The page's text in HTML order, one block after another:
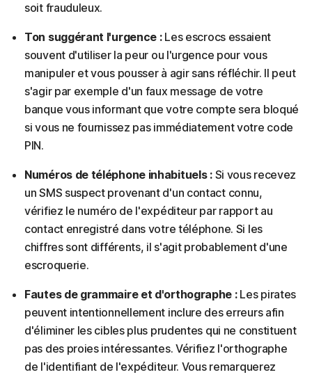
soit frauduleux.
Ton suggérant l'urgence :Les escrocs essaient
souvent d'utiliser la peur ou l'urgence pour vous
manipuler et vous pousser à agir sans réfléchir. Il peut
s'agir par exemple d'un faux message de votre
banque vous informant que votre compte sera bloqué
si vous ne fournissez pas immédiatement votre code
PIN.
Numéros de téléphone inhabituels :Si vous recevez
un SMS suspect provenant d'un contact connu,
vérifiez le numéro de l'expéditeur par rapport au
contact enregistré dans votre téléphone. Si les
chiffres sont différents, il s'agit probablement d'une
escroquerie.
Fautes de grammaire et d'orthographe :Les pirates
peuvent intentionnellement inclure des erreurs afin
d'éliminer les cibles plus prudentes qui ne constituent
pas des proies intéressantes. Vérifiez l'orthographe
de l'identifiant de l'expéditeur. Vous remarquerez